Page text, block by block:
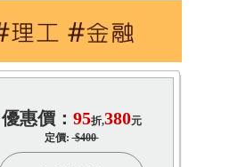
優惠價： 95折,380元
定價:$400